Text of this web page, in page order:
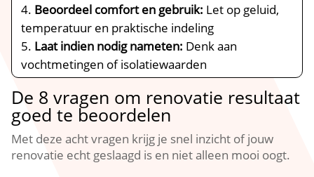
Beoordeel comfort en gebruik: Let op geluid,
temperatuur en praktische indeling
Laat indien nodig nameten: Denk aan
vochtmetingen of isolatiewaarden
De 8 vragen om renovatie resultaat
goed te beoordelen
Met deze acht vragen krijg je snel inzicht of jouw
renovatie echt geslaagd is en niet alleen mooi oogt.​